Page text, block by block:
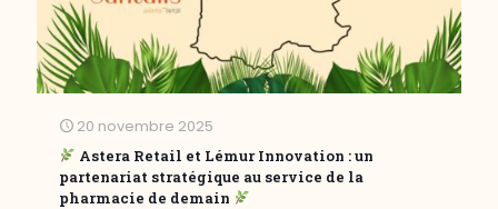
20 novembre 2025
Astera Retail et Lémur Innovation : un
partenariat stratégique au service de la
pharmacie de demain